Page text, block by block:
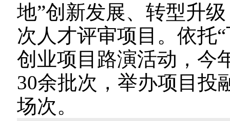
地”创新发展、转型升
次人才评审项目。依托
创业项目路演活动，今
30余批次，举办项目投
场次。